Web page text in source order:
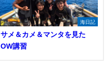
海日記
サメ＆カメ＆マンタを見た
OW講習